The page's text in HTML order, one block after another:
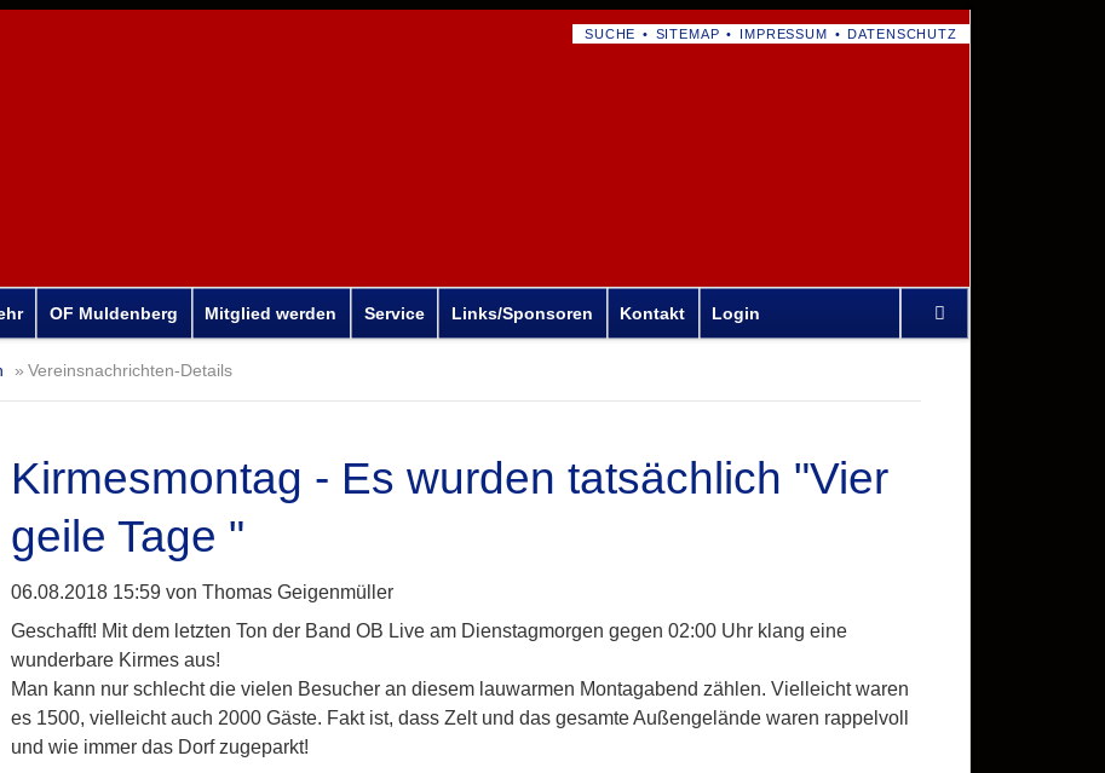
NAVIGATION
SUCHE SITEMAP IMPRESSUM DATENSCHUTZ
überspringen
OF Muldenberg Mitglied werden Service Links/Sponsoren Kontakt Login
Vereinsnachrichten-Details
Kirmesmontag - Es wurden tatsächlich "Vier
geile Tage "
06.08.2018 15:59 von Thomas Geigenmüller
Geschafft! Mit dem letzten Ton der Band OB Live am Dienstagmorgen gegen 02:00 Uhr klang eine
wunderbare Kirmes aus!
Man kann nur schlecht die vielen Besucher an diesem lauwarmen Montagabend zählen. Vielleicht waren
es 1500, vielleicht auch 2000 Gäste. Fakt ist, dass Zelt und das gesamte Außengelände waren rappelvoll
und wie immer das Dorf zugeparkt!